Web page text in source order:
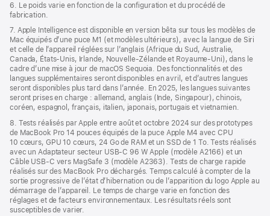
6. Le poids varie en fonction de la configuration et du procédé de
fabrication.
7. Apple Intelligence est disponible en version bêta sur tous les modèles de
Mac équipés d’une puce M1 (et modèles ultérieurs), avec la langue de Siri
et celle de l’appareil réglées sur l’anglais (Afrique du Sud, Australie,
Canada, États-Unis, Irlande, Nouvelle-Zélande et Royaume-Uni), dans le
cadre d’une mise à jour de macOS Sequoia. Des fonctionnalités et des
langues supplémentaires seront disponibles en avril, et d’autres langues
seront disponibles plus tard dans l’année. En 2025, les langues suivantes
seront prises en charge : allemand, anglais (Inde, Singapour), chinois,
coréen, espagnol, français, italien, japonais, portugais et vietnamien.
8. Tests réalisés par Apple entre août et octobre 2024 sur des prototypes
de MacBook Pro 14 pouces équipés de la puce Apple M4 avec CPU
10 cœurs, GPU 10 cœurs, 24 Go de RAM et un SSD de 1 To. Tests réalisés
avec un Adaptateur secteur USB-C 96 W Apple (modèle A2166) et un
Câble USB-C vers MagSafe 3 (modèle A2363). Tests de charge rapide
réalisés sur des MacBook Pro déchargés. Temps calculé à compter de la
sortie progressive de l’état d’hibernation ou de l’apparition du logo Apple au
démarrage de l’appareil. Le temps de charge varie en fonction des
réglages et de facteurs environnementaux. Les résultats réels sont
susceptibles de varier.